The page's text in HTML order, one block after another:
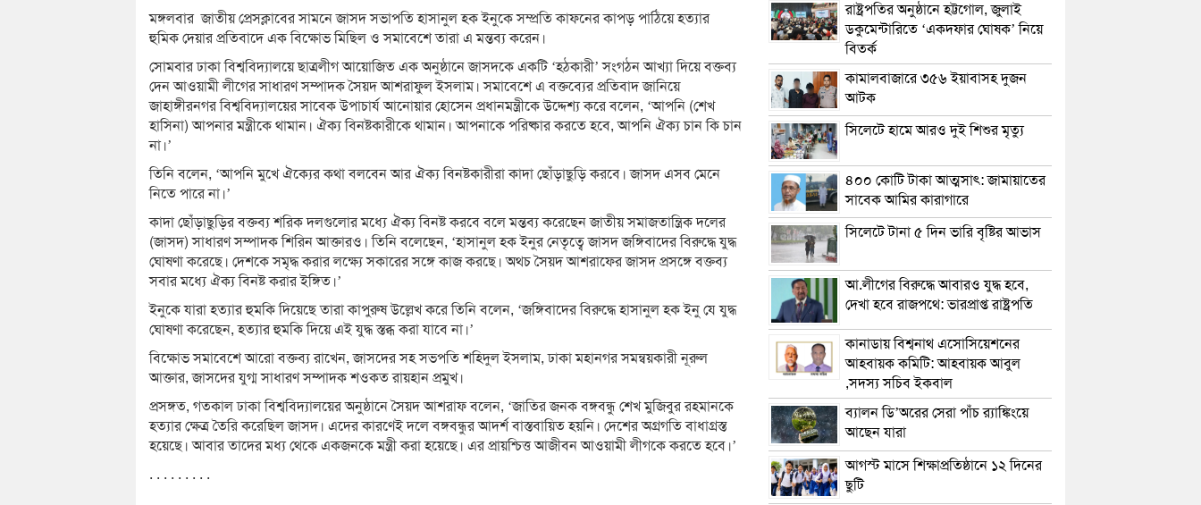
মঙ্গলবার জাতীয় প্রেসক্লাবের সামনে জাসদ সভাপতি হাসানুল হক ইনুকে সম্প্রতি কাফনের কাপড় পাঠিয়ে হত্যার
হুমিক দেয়ার প্রতিবাদে এক বিক্ষোভ মিছিল ও সমাবেশে তারা এ মন্তব্য করেন।
সোমবার ঢাকা বিশ্ববিদ্যালয়ে ছাত্রলীগ আয়োজিত এক অনুষ্ঠানে জাসদকে একটি ‘হঠকারী’ সংগঠন আখ্যা দিয়ে বক্তব্য
দেন আওয়ামী লীগের সাধারণ সম্পাদক সৈয়দ আশরাফুল ইসলাম। সমাবেশে এ বক্তব্যের প্রতিবাদ জানিয়ে
জাহাঙ্গীরনগর বিশ্ববিদ্যালয়ের সাবেক উপাচার্য আনোয়ার হোসেন প্রধানমন্ত্রীকে উদ্দেশ্য করে বলেন, ‘আপনি (শেখ
হাসিনা) আপনার মন্ত্রীকে থামান। ঐক্য বিনষ্টকারীকে থামান। আপনাকে পরিষ্কার করতে হবে, আপনি ঐক্য চান কি চান
না।’
তিনি বলেন, ‘আপনি মুখে ঐক্যের কথা বলবেন আর ঐক্য বিনষ্টকারীরা কাদা ছোঁড়াছুড়ি করবে। জাসদ এসব মেনে
নিতে পারে না।’
কাদা ছোঁড়াছুড়ির বক্তব্য শরিক দলগুলোর মধ্যে ঐক্য বিনষ্ট করবে বলে মন্তব্য করেছেন জাতীয় সমাজতান্ত্রিক দলের
(জাসদ) সাধারণ সম্পাদক শিরিন আক্তারও। তিনি বলেছেন, ‘হাসানুল হক ইনুর নেতৃত্বে জাসদ জঙ্গিবাদের বিরুদ্ধে যুদ্ধ
ঘোষণা করেছে। দেশকে সমৃদ্ধ করার লক্ষ্যে সকারের সঙ্গে কাজ করছে। অথচ সৈয়দ আশরাফের জাসদ প্রসঙ্গে বক্তব্য
সবার মধ্যে ঐক্য বিনষ্ট করার ইঙ্গিত।’
ইনুকে যারা হত্যার হুমকি দিয়েছে তারা কাপুরুষ উল্লেখ করে তিনি বলেন, ‘জঙ্গিবাদের বিরুদ্ধে হাসানুল হক ইনু যে যুদ্ধ
ঘোষণা করেছেন, হত্যার হুমকি দিয়ে এই যুদ্ধ স্তব্ধ করা যাবে না।’
বিক্ষোভ সমাবেশে আরো বক্তব্য রাখেন, জাসদের সহ সভপতি শহিদুল ইসলাম, ঢাকা মহানগর সমন্বয়কারী নূরুল
আক্তার, জাসদের যুগ্ম সাধারণ সম্পাদক শওকত রায়হান প্রমুখ।
প্রসঙ্গত, গতকাল ঢাকা বিশ্ববিদ্যালয়ের অনুষ্ঠানে সৈয়দ আশরাফ বলেন, ‘জাতির জনক বঙ্গবন্ধু শেখ মুজিবুর রহমানকে
হত্যার ক্ষেত্র তৈরি করেছিল জাসদ। এদের কারণেই দলে বঙ্গবন্ধুর আদর্শ বাস্তবায়িত হয়নি। দেশের অগ্রগতি বাধাগ্রস্ত
হয়েছে। আবার তাদের মধ্য থেকে একজনকে মন্ত্রী করা হয়েছে। এর প্রায়শ্চিত্ত আজীবন আওয়ামী লীগকে করতে হবে।’
. . . . . . . . .
রাষ্ট্রপতির অনুষ্ঠানে হট্টগোল, জুলাই
ডকুমেন্টারিতে ‘একদফার ঘোষক’ নিয়ে
বিতর্ক
কামালবাজারে ৩৫৬ ইয়াবাসহ দুজন
আটক
সিলেটে হামে আরও দুই শিশুর মৃত্যু
৪০০ কোটি টাকা আত্মসাৎ: জামায়াতের
সাবেক আমির কারাগারে
সিলেটে টানা ৫ দিন ভারি বৃষ্টির আভাস
আ.লীগের বিরুদ্ধে আবারও যুদ্ধ হবে,
দেখা হবে রাজপথে: ভারপ্রাপ্ত রাষ্ট্রপতি
কানাডায় বিশ্বনাথ এসোসিয়েশনের
আহবায়ক কমিটি: আহবায়ক আবুল
,সদস্য সচিব ইকবাল
ব্যালন ডি’অরের সেরা পাঁচ র‌্যাঙ্কিংয়ে
আছেন যারা
আগস্ট মাসে শিক্ষাপ্রতিষ্ঠানে ১২ দিনের
ছুটি